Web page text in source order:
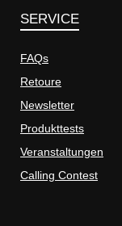
SERVICE
FAQs
Retoure
Newsletter
Produkttests
Veranstaltungen
Calling Contest